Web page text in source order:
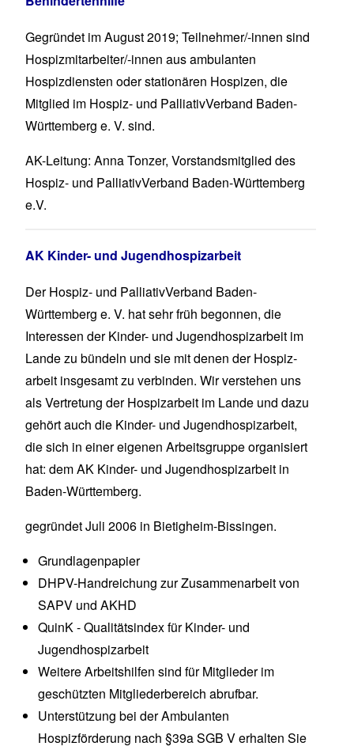
Gegründet im August 2019; Teilnehmer/-innen sind
Hospizmitarbeiter/-innen aus ambulanten
Hospizdiensten oder stationären Hospizen, die
Mitglied im Hospiz- und PalliativVerband Baden-
Württemberg e. V. sind.
AK-Leitung: Anna Tonzer, Vorstandsmitglied des
Hospiz- und PalliativVerband Baden-Württemberg
e.V.
AK Kinder- und Jugendhospizarbeit
Der Hospiz- und PalliativVerband Baden-
Württemberg e. V. hat sehr früh begonnen, die
Interessen der Kinder- und Jugend­hospiz­arbeit im
Lande zu bündeln und sie mit denen der Hospiz­
arbeit insgesamt zu verbinden. Wir verstehen uns
als Vertretung der Hospiz­arbeit im Lande und dazu
gehört auch die Kinder- und Jugend­hospiz­arbeit,
die sich in einer eigenen Arbeits­gruppe organisiert
hat: dem AK Kinder- und Jugend­hospiz­arbeit in
Baden-Württemberg.
gegründet Juli 2006 in Bietigheim-Bissingen.
Grundlagenpapier
DHPV-Handreichung zur Zusammenarbeit von
SAPV und AKHD
QuinK - Qualitätsindex für Kinder- und
Jugendhospizarbeit
Weitere Arbeitshilfen sind für Mitglieder im
geschützten Mitgliederbereich abrufbar.
Unterstützung bei der Ambulanten
Hospizförderung nach §39a SGB V erhalten Sie